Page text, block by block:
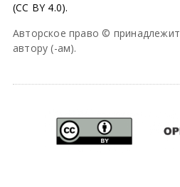
(CC BY 4.0).
Авторское право © принадлежит
автору (-ам).